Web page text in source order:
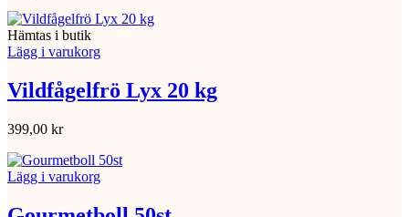
Hämtas i butik
Lägg i varukorg
Vildfågelfrö Lyx 20 kg
399,00 kr
Lägg i varukorg